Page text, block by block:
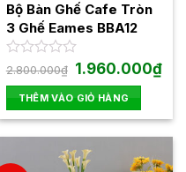
Bộ Bàn Ghế Cafe Tròn
3 Ghế Eames BBA12
Được
hạng
0
5
sao
2.800.000₫ Giá
gốc
là:
2.800.000₫.
1.960.000₫Giá
hiện
THÊM VÀO GIỎ HÀNG